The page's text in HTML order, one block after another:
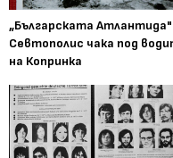
„Българската
Севтополис чака под
на Копринка